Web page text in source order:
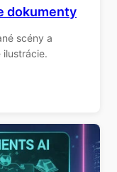
dokumenty
scény a